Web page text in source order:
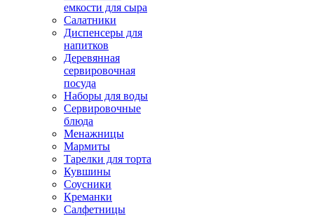
емкости для сыра
Салатники
Диспенсеры для
напитков
Деревянная
сервировочная
посуда
Наборы для воды
Сервировочные
блюда
Менажницы
Мармиты
Тарелки для торта
Кувшины
Соусники
Креманки
Салфетницы